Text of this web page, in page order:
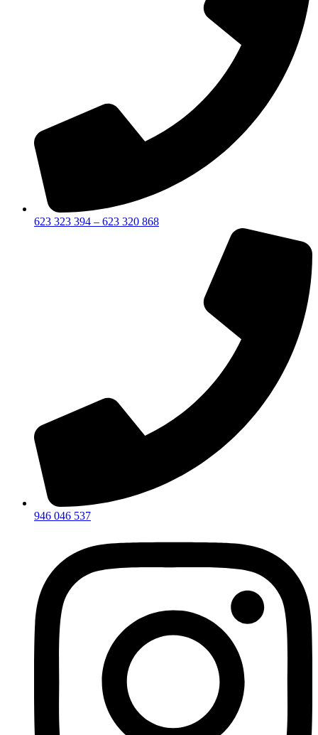
623 323 394 – 623 320 868
946 046 537